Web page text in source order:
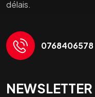
délais.
0768406578
NEWSLETTER